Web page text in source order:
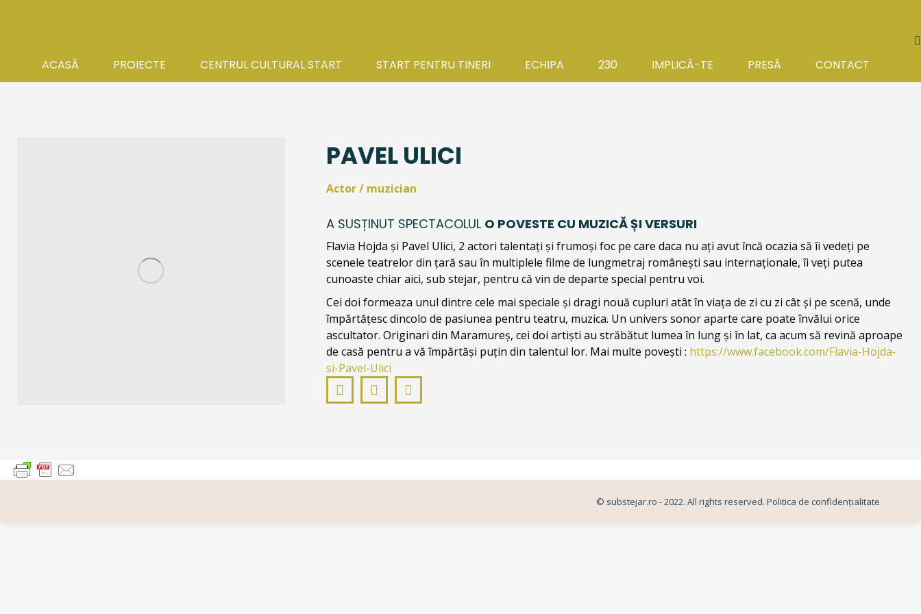
ACASĂ PROIECTE CENTRUL CULTURAL START START PENTRU TINERI ECHIPA 230 IMPLICĂ-TE PRESĂ CONTACT
PAVEL ULICI
Actor / muzician
A SUSȚINUT SPECTACOLUL O POVESTE CU MUZICĂ ȘI VERSURI
Flavia Hojda și Pavel Ulici, 2 actori talentați și frumoși foc pe care daca nu ați avut încă ocazia să îi vedeți pe
scenele teatrelor din țară sau în multiplele filme de lungmetraj românești sau internaționale, îi veți putea
cunoaste chiar aici, sub stejar, pentru că vin de departe special pentru voi.
Cei doi formeaza unul dintre cele mai speciale și dragi nouă cupluri atât în viața de zi cu zi cât și pe scenă, unde
împărtățesc dincolo de pasiunea pentru teatru, muzica. Un univers sonor aparte care poate învălui orice
ascultator. Originari din Maramureș, cei doi artiști au străbătut lumea în lung și în lat, ca acum să revină aproape
de casă pentru a vă împărtăși puțin din talentul lor. Mai multe povești : https://www.facebook.com/Flavia-Hojda-
si-Pavel-Ulici
FacebookInstagramYouTube
© substejar.ro - 2022. All rights reserved. Politica de confidențialitate